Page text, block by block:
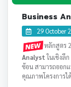
Business
29 October
หลักสูตร
Analystในเชิงลึ
ซ้อน สามารถออก
คุณภาพโครงการไ